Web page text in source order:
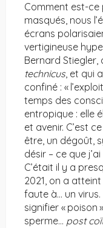
Comment est-ce
masqués, nous
écrans
vertigineuse
Bernard Stiegler,
technicus, et qui
confiné : «
temps des
entropique : elle
et avenir. C’est
être, un dégoût,
désir – ce que
C’était il y a
2021, on a atteint
faute à… un
signifier « poison
sperme… post